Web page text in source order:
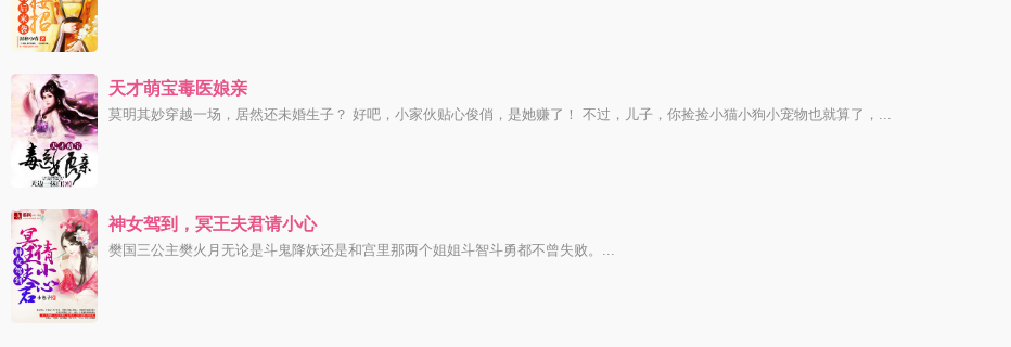
天才萌宝毒医娘亲
莫明其妙穿越一场，居然还未婚生子？ 好吧，小家伙贴心俊俏，是她赚了！ 不过，儿子，你捡捡小猫小狗小宠物也就算了，...
神女驾到，冥王夫君请小心
樊国三公主樊火月无论是斗鬼降妖还是和宫里那两个姐姐斗智斗勇都不曾失败。...